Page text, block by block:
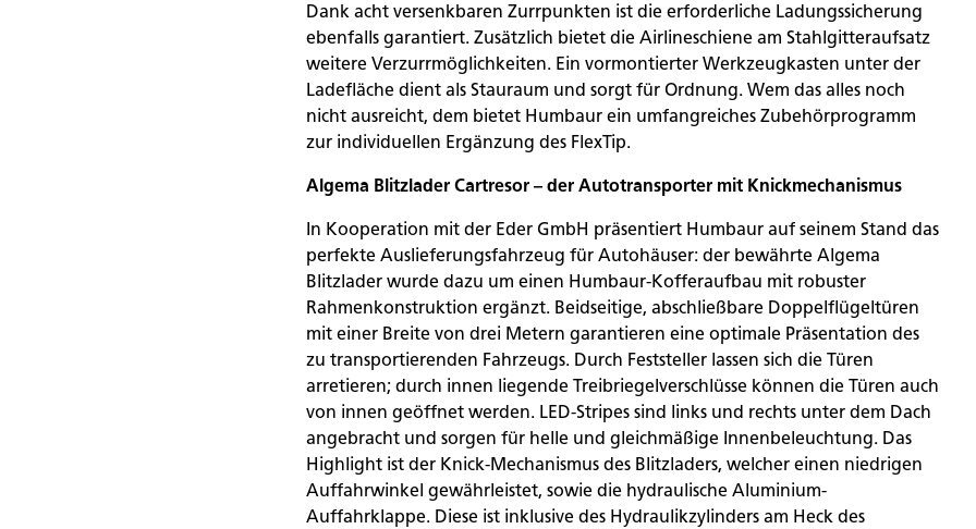
Dank acht versenkbaren Zurrpunkten ist die erforderliche Ladungssicherung
ebenfalls garantiert. Zusätzlich bietet die Airlineschiene am Stahlgitteraufsatz
weitere Verzurrmöglichkeiten. Ein vormontierter Werkzeugkasten unter der
Ladefläche dient als Stauraum und sorgt für Ordnung. Wem das alles noch
nicht ausreicht, dem bietet Humbaur ein umfangreiches Zubehörprogramm
zur individuellen Ergänzung des FlexTip.
Algema Blitzlader Cartresor – der Autotransporter mit Knickmechanismus
In Kooperation mit der Eder GmbH präsentiert Humbaur auf seinem Stand das
perfekte Auslieferungsfahrzeug für Autohäuser: der bewährte Algema
Blitzlader wurde dazu um einen Humbaur-Kofferaufbau mit robuster
Rahmenkonstruktion ergänzt. Beidseitige, abschließbare Doppelflügeltüren
mit einer Breite von drei Metern garantieren eine optimale Präsentation des
zu transportierenden Fahrzeugs. Durch Feststeller lassen sich die Türen
arretieren; durch innen liegende Treibriegelverschlüsse können die Türen auch
von innen geöffnet werden. LED-Stripes sind links und rechts unter dem Dach
angebracht und sorgen für helle und gleichmäßige Innenbeleuchtung. Das
Highlight ist der Knick-Mechanismus des Blitzladers, welcher einen niedrigen
Auffahrwinkel gewährleistet, sowie die hydraulische Aluminium-
Auffahrklappe. Diese ist inklusive des Hydraulikzylinders am Heck des